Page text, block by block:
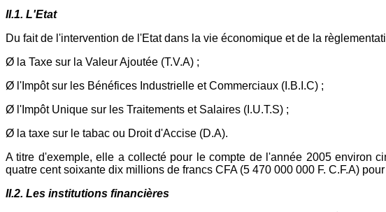
II.1. L'Etat
Du fait de l'intervention de l'Etat dans la vie économique et de la
Ø la Taxe sur la Valeur Ajoutée (T.V.A) ;
Ø l'Impôt sur les Bénéfices Industrielle et Commerciaux (I.B.I.C) ;
Ø l'Impôt Unique sur les Traitements et Salaires (I.U.T.S) ;
Ø la taxe sur le tabac ou Droit d'Accise (D.A).
A titre d'exemple, elle a collecté pour le compte de l'année 2005 environ
quatre cent soixante dix millions de francs CFA (5 470 000 000 F. C.F.A)
II.2. Les institutions financières